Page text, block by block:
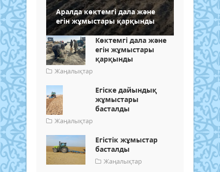
Аралда көктемгі дала және
егін жұмыстары қарқынды
Көктемгі дала және
егін жұмыстары
қарқынды
Жаңалықтар
Егіске дайындық
жұмыстары
басталды
Жаңалықтар
Егістік жұмыстар
басталды
Жаңалықтар